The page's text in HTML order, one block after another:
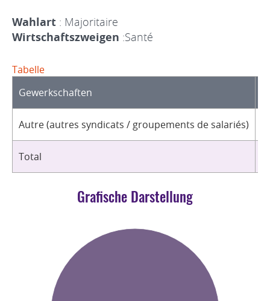
Wahlart : Majoritaire
Wirtschaftszweigen :Santé
Tabelle
Gewerkschaften
Autre (autres syndicats / groupements de salariés)
Total
Grafische Darstellung